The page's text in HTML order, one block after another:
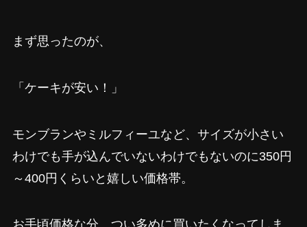
まず思ったのが、
「ケーキが安い！」
モンブランやミルフィーユなど、サイズが小さい
わけでも手が込んでいないわけでもないのに350円
～400円くらいと嬉しい価格帯。